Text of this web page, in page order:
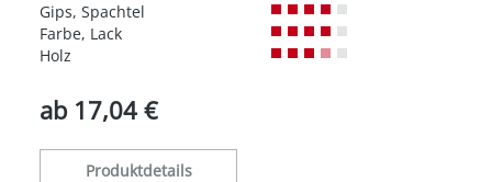
Gips, Spachtel
Farbe, Lack
Holz
ab 17,04 €
Produktdetails